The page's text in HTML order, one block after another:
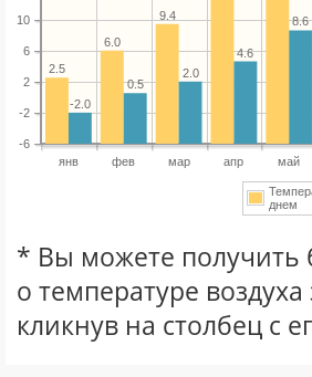
янв фев мар апр май
-6
-2
2
6
10
9.4
6.0
2.5
8.6
4.6
2.0
0.5
-2.0
днем
* Вы можете
о температуре
кликнув на столбец с